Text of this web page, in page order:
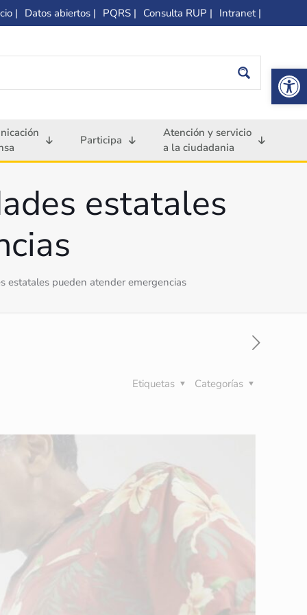
| Datos abiertos | PQRS | Consulta RUP | Intranet |
Participa
Atención y servicio
a la ciudadania
estatales
estatales pueden atender emergencias
Categorías
Etiquetas